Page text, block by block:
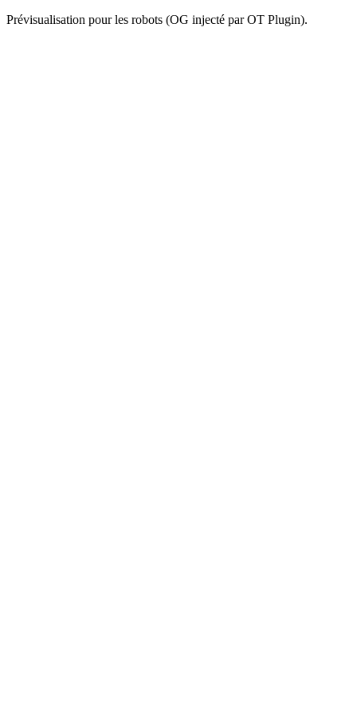
Prévisualisation pour les robots (OG injecté par OT Plugin).